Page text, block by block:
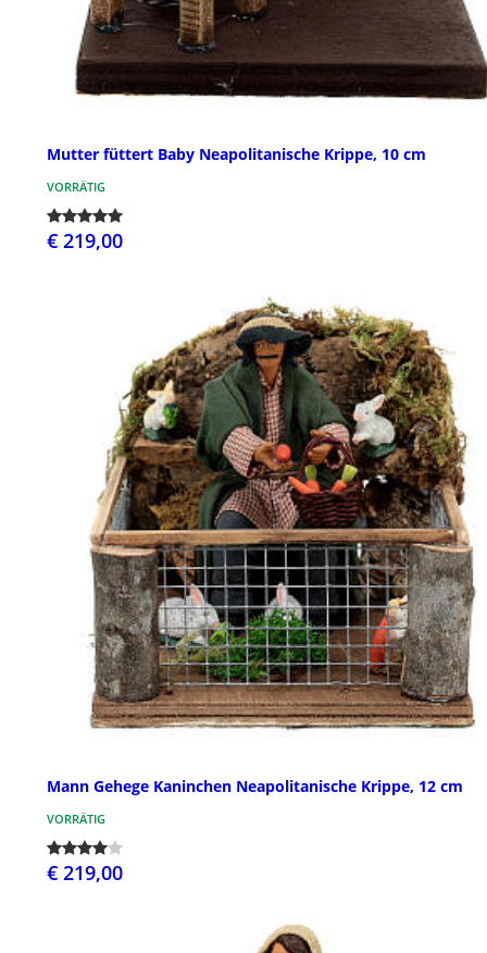
Mutter füttert Baby Neapolitanische Krippe, 10 cm
VORRÄTIG
€ 219,00
Mann Gehege Kaninchen Neapolitanische Krippe, 12 cm
VORRÄTIG
€ 219,00